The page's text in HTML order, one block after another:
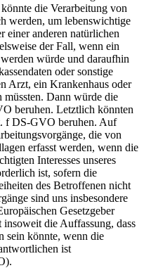
die Verarbeitung von
werden, um lebenswichtige
einer anderen natürlichen
der Fall, wenn ein
würde und daraufhin
oder sonstige
Arzt, ein Krankenhaus oder
müssten. Dann würde die
beruhen. Letztlich könnten
f DS-GVO beruhen. Auf
die von
erfasst werden, wenn die
Interesses unseres
ist, sofern die
des Betroffenen nicht
sind uns insbesondere
Gesetzgeber
die Auffassung, dass
sein könnte, wenn die
ist